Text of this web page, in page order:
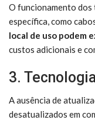
O funcionamento
específica, como
local de uso podem
custos adicionais e
3.
A ausência de
desatualizados em